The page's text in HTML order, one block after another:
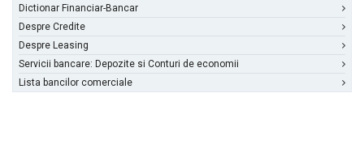
Dictionar Financiar-Bancar
Despre Credite
Despre Leasing
Servicii bancare: Depozite si Conturi de economii
Lista bancilor comerciale